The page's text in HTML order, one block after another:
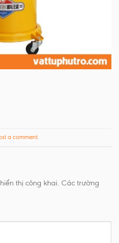
a comment.
thị công khai. Các trường